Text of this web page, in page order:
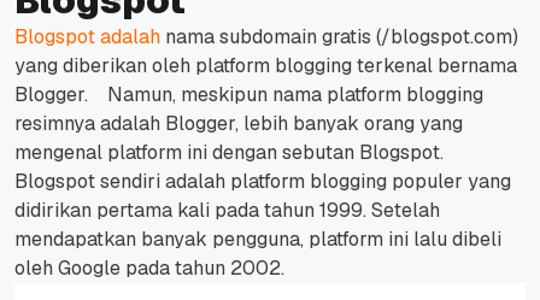
Blogspot adalah nama subdomain gratis (/blogspot.com)
yang diberikan oleh platform blogging terkenal bernama
Blogger.
Namun, meskipun nama platform blogging
resimnya adalah Blogger, lebih banyak orang yang
mengenal platform ini dengan sebutan Blogspot.
Blogspot sendiri adalah platform blogging populer yang
didirikan pertama kali pada tahun 1999. Setelah
mendapatkan banyak pengguna, platform ini lalu dibeli
oleh Google pada tahun 2002.